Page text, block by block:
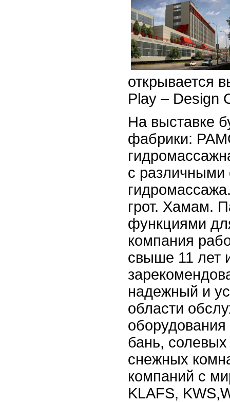
открывается
Play – Design
На выставке
фабрики:
с различными
грот. Хамам.
функциями
компания
свыше 11 лет
надежный и
области
бань,
снежных
компаний c
KLAFS,